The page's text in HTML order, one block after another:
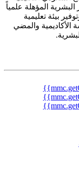
البشرية المؤهلة علمياً
بيئة تعليمية
الأكاديمية والمضي